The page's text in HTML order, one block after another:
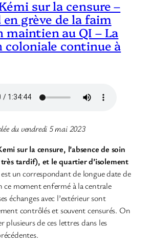
sur la censure –
grève de la faim
maintien au QI – La
coloniale continue à
du vendredi 5 mai 2023
sur la censure, l’absence de soin
tardif), et le quartier d’isolement
un correspondant de longue date de
ce moment enfermé à la centrale
échanges avec l’extérieur sont
contrôlés et souvent censurés. On
plusieurs de ces lettres dans les